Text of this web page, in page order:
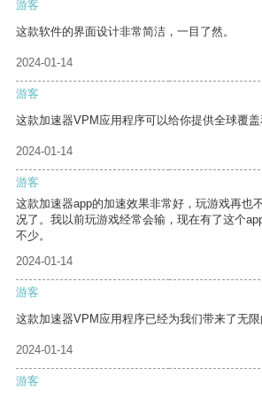
游客
这款软件的界面设计非常简洁，一目了然。
2024-01-14
游客
这款加速器VPM应用程序可以给你提供全球覆盖
2024-01-14
游客
这款加速器app的加速效果非常好，玩游戏再也
况了。我以前玩游戏经常会输，现在有了这个
不少。
2024-01-14
游客
这款加速器VPM应用程序已经为我们带来了无限
2024-01-14
游客